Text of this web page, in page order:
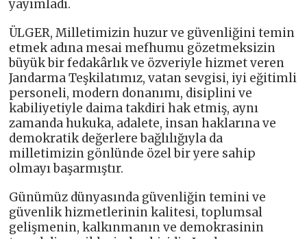
yayımladı.
ÜLGER, Milletimizin huzur ve güvenliğini temin
etmek adına mesai mefhumu gözetmeksizin
büyük bir fedakârlık ve özveriyle hizmet veren
Jandarma Teşkilatımız, vatan sevgisi, iyi eğitimli
personeli, modern donanımı, disiplini ve
kabiliyetiyle daima takdiri hak etmiş, aynı
zamanda hukuka, adalete, insan haklarına ve
demokratik değerlere bağlılığıyla da
milletimizin gönlünde özel bir yere sahip
olmayı başarmıştır.
Günümüz dünyasında güvenliğin temini ve
güvenlik hizmetlerinin kalitesi, toplumsal
gelişmenin, kalkınmanın ve demokrasinin